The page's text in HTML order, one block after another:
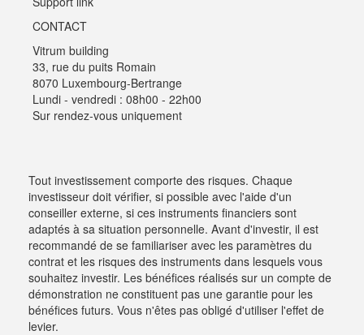
CONTACT
Vitrum building
33, rue du puits Romain
8070 Luxembourg-Bertrange
Lundi - vendredi : 08h00 - 22h00
Sur rendez-vous uniquement
Tout investissement comporte des risques. Chaque
investisseur doit vérifier, si possible avec l'aide d'un
conseiller externe, si ces instruments financiers sont
adaptés à sa situation personnelle. Avant d'investir, il est
recommandé de se familiariser avec les paramètres du
contrat et les risques des instruments dans lesquels vous
souhaitez investir. Les bénéfices réalisés sur un compte de
démonstration ne constituent pas une garantie pour les
bénéfices futurs. Vous n'êtes pas obligé d'utiliser l'effet de
levier.